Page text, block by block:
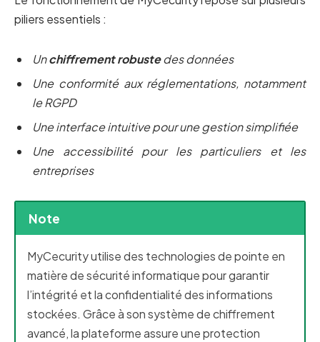
piliers essentiels :
Unchiffrement robustedes données
Une conformité aux réglementations, notamment
le RGPD
Une interface intuitive pour une gestion simplifiée
Une accessibilité pour les particuliers et les
entreprises
Note
MyCecurity utilise des technologies de pointe en
matière de sécurité informatique pour garantir
l’intégrité et la confidentialité des informations
stockées. Grâce à son système de chiffrement
avancé, la plateforme assure une protection